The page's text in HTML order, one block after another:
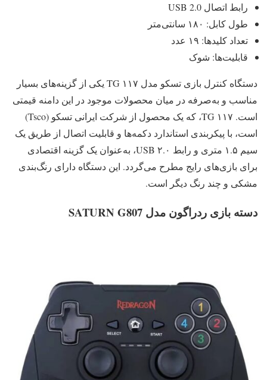
رابط اتصال USB 2.0
طول کابل: ۱۸۰ سانتی‌متر
تعداد کلیدها: ۱۹ عدد
قابلیت‌ها: شوک
دستگاه کنترل بازی تسکو مدل TG ۱۱۷ یکی از گزینه‌های بسیار
مناسب و به‌صرفه در میان محصولات موجود در این دامنه قیمتی
است. TG ۱۱۷، که یک محصول از شرکت ایرانی تسکو (Tsco)
است، با پیکربندی استاندارد دکمه‌ها و قابلیت اتصال از طریق یک
سیم ۱.۵ متری و رابط USB ۲.۰، به‌عنوان یک گزینه اقتصادی
برای بازی‌های رایج مطرح می‌گردد. این دستگاه دارای رنگ‌بندی
مشکی و چند رنگ دیگر است.
دسته بازی ردراگون مدل SATURN G807